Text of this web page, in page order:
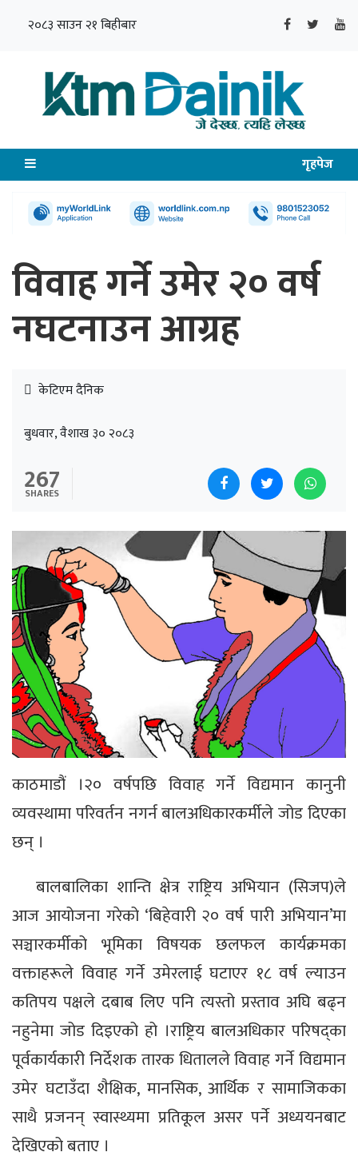
२०८३ साउन २१ बिहीबार
गृहपेज
विवाह गर्ने उमेर २० वर्ष
नघटनाउन आग्रह
केटिएम दैनिक
बुधवार, वैशाख ३० २०८३
267
SHARES
काठमाडौं ।२० वर्षपछि विवाह गर्ने विद्यमान कानुनी
व्यवस्थामा परिवर्तन नगर्न बालअधिकारकर्मीले जोड दिएका
छन् ।
बालबालिका शान्ति क्षेत्र राष्ट्रिय अभियान (सिजप)ले
आज आयोजना गरेको ‘बिहेवारी २० वर्ष पारी अभियान’मा
सञ्चारकर्मीको भूमिका विषयक छलफल कार्यक्रमका
वक्ताहरूले विवाह गर्ने उमेरलाई घटाएर १८ वर्ष ल्याउन
कतिपय पक्षले दबाब लिए पनि त्यस्तो प्रस्ताव अघि बढ्न
नहुनेमा जोड दिइएको हो ।राष्ट्रिय बालअधिकार परिषद्का
पूर्वकार्यकारी निर्देशक तारक धितालले विवाह गर्ने विद्यमान
उमेर घटाउँदा शैक्षिक, मानसिक, आर्थिक र सामाजिकका
साथै प्रजनन् स्वास्थ्यमा प्रतिकूल असर पर्ने अध्ययनबाट
देखिएको बताए ।